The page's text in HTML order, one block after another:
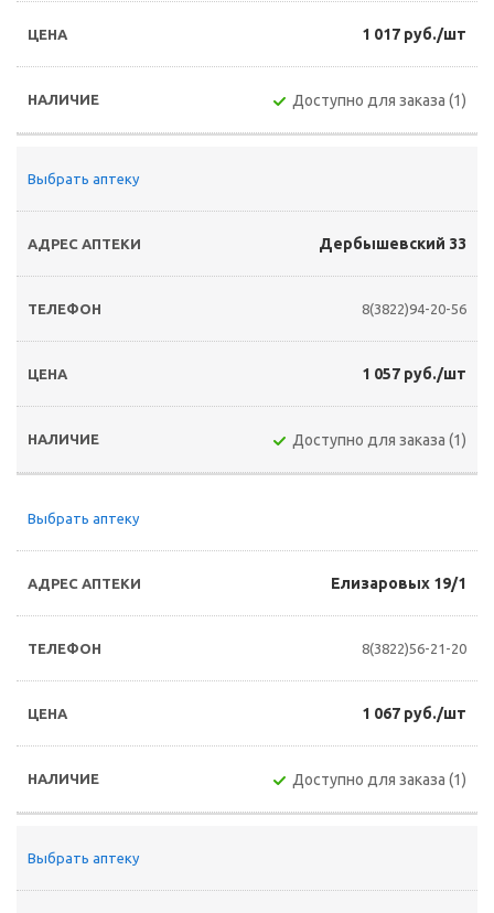
1 017 руб./шт
Доступно для заказа (1)
Выбрать аптеку
Дербышевский 33
8(3822)94-20-56
1 057 руб./шт
Доступно для заказа (1)
Выбрать аптеку
Елизаровых 19/1
8(3822)56-21-20
1 067 руб./шт
Доступно для заказа (1)
Выбрать аптеку